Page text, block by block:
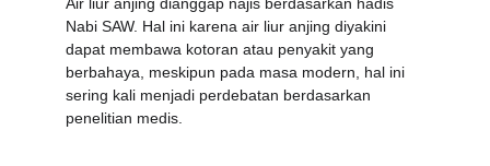
Nabi SAW. Hal ini karena air liur anjing diyakini
dapat membawa kotoran atau penyakit yang
berbahaya, meskipun pada masa modern, hal ini
sering kali menjadi perdebatan berdasarkan
penelitian medis.